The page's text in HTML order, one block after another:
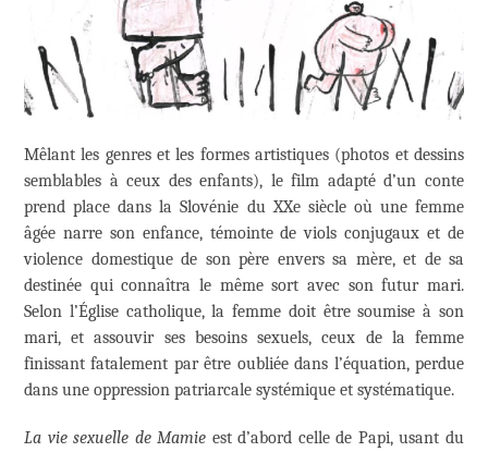
Mêlant les genres et les formes artistiques (photos et dessins
semblables à ceux des enfants), le film adapté d’un conte
prend place dans la Slovénie du XXe siècle où une femme
âgée narre son enfance, témointe de viols conjugaux et de
violence domestique de son père envers sa mère, et de sa
destinée qui connaîtra le même sort avec son futur mari.
Selon l’Église catholique, la femme doit être soumise à son
mari, et assouvir ses besoins sexuels, ceux de la femme
finissant fatalement par être oubliée dans l’équation, perdue
dans une oppression patriarcale systémique et systématique.
La vie sexuelle de Mamie est d’abord celle de Papi, usant du